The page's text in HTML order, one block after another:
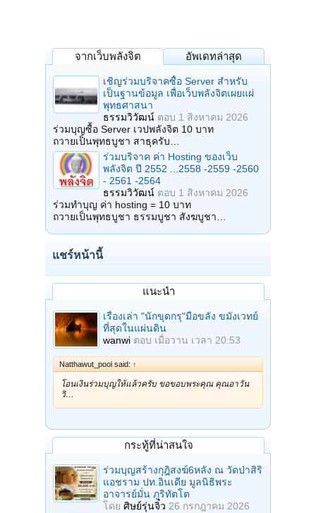
จากเว็บพลังจิต อัพเดทล่าสุด
เชิญร่วมบริจาคซื้อ Server สำหรับ
เป็นฐานข้อมูล เพื่อเว็บพลังจิตเผยแผ่
พุทธศาสนา
ธรรมวิวัฒน์ ตอบ 1 สิงหาคม 2026
ร่วมบุญซื้อ Server เวปพลังจิต 10 บาท
ถวายเป็นพุทธบูชา สาธุครับ…
ร่วมบริจาค ค่า Hosting ของเว็บ
พลังจิต ปี 2552 ...2558 -2559 -2560
- 2561 -2564
ธรรมวิวัฒน์ ตอบ 1 สิงหาคม 2026
ร่วมทำบุญ ค่า hosting = 10 บาท
ถวายเป็นพุทธบูชา ธรรมบูชา สังฆบูชา…
แชร์หน้านี้
แนะนำ
เรื่องเล่า "นักขุดกรุ"มือขลัง ขมังเวทย์
ที่สุดในแผ่นดิน
wanwi ตอบ เมื่อวาน เวลา 20:53
Natthawut_pool said: ↑
โอนเงินร่วมบุญให้แล้วครับ ขอขอบพระคุณ คุณอาวัน
วิ…
กระทู้ที่น่าสนใจ
ร่วมบุญสร้างกุฎิสงฆ์6หลัง ณ วัดป่าสิริ
แอชราม ปท.อินเดีย มูลนิธิพระ
อาจารย์มั่น ภูริทัตโต
โดย ศิษย์รุ่นจิ๋ว 26 กรกฎาคม 2026